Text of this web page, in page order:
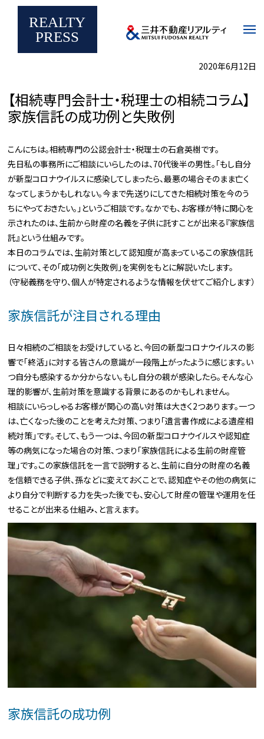
REALTY
PRESS
REALTY PRESS 税務・相続コラム 家族信託の成功例と失敗例
2020年6月12日
【相続専門会計士・税理士の相続コラム】
家族信託の成功例と失敗例
こんにちは。相続専門の公認会計士・税理士の石倉英樹です。
先日私の事務所にご相談にいらしたのは、70代後半の男性。「もし自分
が新型コロナウイルスに感染してしまったら、最悪の場合そのまま亡く
なってしまうかもしれない。今まで先送りにしてきた相続対策を今のう
ちにやっておきたい。」というご相談です。なかでも、お客様が特に関心を
示されたのは、生前から財産の名義を子供に託すことが出来る『家族信
託』という仕組みです。
本日のコラムでは、生前対策として認知度が高まっているこの家族信託
について、その「成功例と失敗例」を実例をもとに解説いたします。
（守秘義務を守り、個人が特定されるような情報を伏せてご紹介します）
家族信託が注目される理由
日々相続のご相談をお受けしていると、今回の新型コロナウイルスの影
響で「終活」に対する皆さんの意識が一段階上がったように感じます。い
つ自分も感染するか分からない。もし自分の親が感染したら。そんな心
理的影響が、生前対策を意識する背景にあるのかもしれません。
相談にいらっしゃるお客様が関心の高い対策は大きく2つあります。一つ
は、亡くなった後のことを考えた対策、つまり「遺言書作成による遺産相
続対策」です。そして、もう一つは、今回の新型コロナウイルスや認知症
等の病気になった場合の対策、つまり「家族信託による生前の財産管
理」です。この家族信託を一言で説明すると、生前に自分の財産の名義
を信頼できる子供、孫などに変えておくことで、認知症やその他の病気に
より自分で判断する力を失った後でも、安心して財産の管理や運用を任
せることが出来る仕組み、と言えます。
家族信託の成功例